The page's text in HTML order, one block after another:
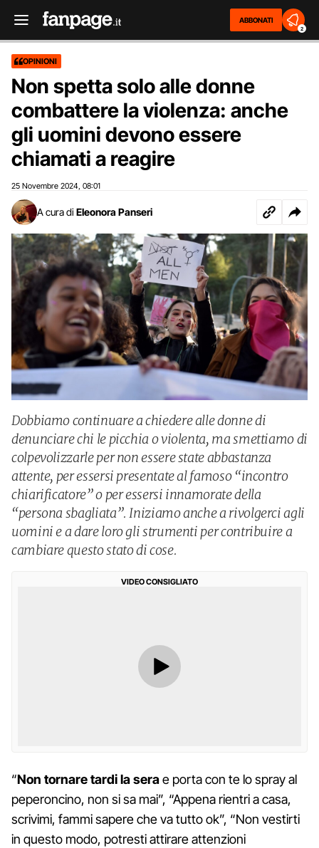
ABBONATI
2
OPINIONI
Non spetta solo alle donne
combattere la violenza: anche
gli uomini devono essere
chiamati a reagire
25 Novembre 2024 08:01
A cura di Eleonora Panseri
Dobbiamo continuare a chiedere alle donne di
denunciare chi le picchia o violenta, ma smettiamo di
colpevolizzarle per non essere state abbastanza
attente, per essersi presentate al famoso “incontro
chiarificatore” o per essersi innamorate della
“persona sbagliata”. Iniziamo anche a rivolgerci agli
uomini e a dare loro gli strumenti per contribuire a
cambiare questo stato di cose.
VIDEO CONSIGLIATO
“Non tornare tardi la serae porta con te lo spray al
peperoncino, non si sa mai”, “Appena rientri a casa,
scrivimi, fammi sapere che va tutto ok”, “Non vestirti
in questo modo, potresti attirare attenzioni